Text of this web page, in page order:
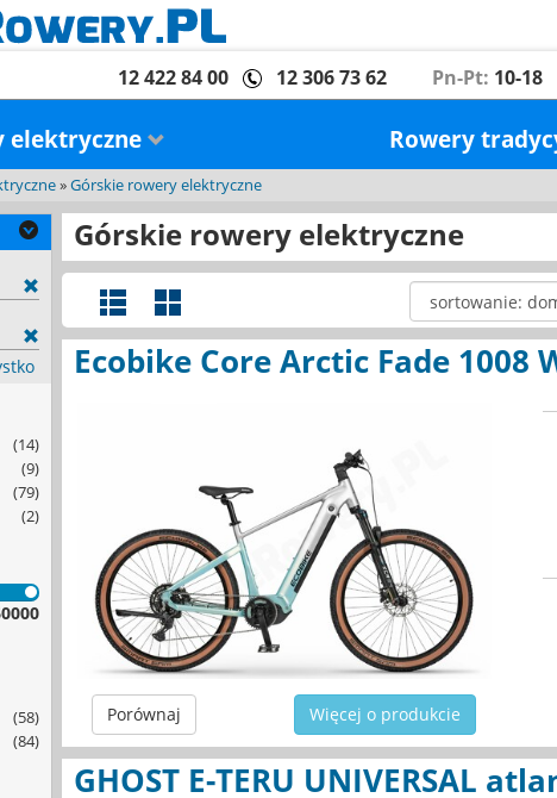
12 422 84 00 12 306 73 62 Pn-Pt: 10-18
elektryczne Rowery
»Górskie rowery elektryczne
(14)
(9)
(79)
(2)
(58)
(84)
Górskie rowery elektryczne
Ecobike Core Arctic Fade 1008
Porównaj Więcej o produkcie
GHOST E-TERU UNIVERSAL